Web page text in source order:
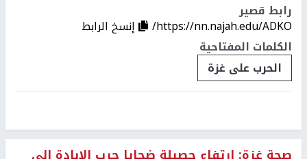
رابط قصير
https://nn.najah.edu/ADKO/
إنسخ الرابط
الكلمات المفتاحية
الحرب على غزة